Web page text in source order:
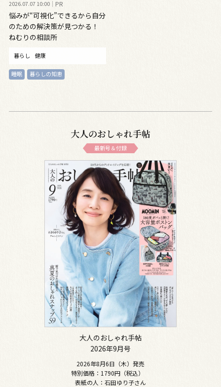
2026.07.07 10:00 PR
悩みが“可視化”できるから自分
のための解決策が見つかる！
ねむりの相談所
暮らし 健康
睡眠 暮らしの知恵
大人のおしゃれ手帖
最新号＆付録
大人のおしゃれ手帖
2026年9月号
2026年8月6日（木）発売
特別価格：1790円（税込）
表紙の人：石田ゆり子さん